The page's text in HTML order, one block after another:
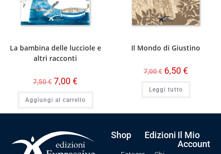
La bambina delle lucciole e
altri racconti
7,50€ 7,00€
Aggiungi al carrello
Il Mondo di Giustino
7,00€ 6,50€
Leggi tutto
Shop Edizioni Il Mio
Account